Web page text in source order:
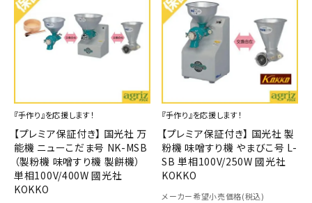
メールでのお問い合わせ
FAXでのご注文
0739-72-453224時間受付
『手作り』を応援します！
【プレミア保証付き】 国光社 万
能機 ニューこだま号 NK-MSB
（製粉機 味噌すり機 製餅機）
単相100V/400W 國光社
KOKKO
『手作り』を応援します！
【プレミア保証付き】 国光社 製
粉機 味噌すり機 やまびこ号 L-
SB 単相100V/250W 國光社
KOKKO
メーカー希望小売価格(税込)